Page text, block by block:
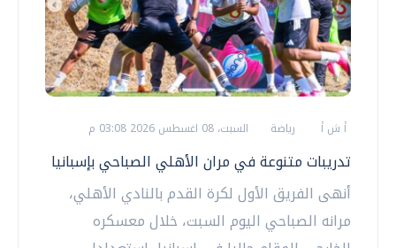
أ ش أ رياضة السبت، 08 اغسطس 2026 03:08 م
تدريبات متنوعة في مران الأهلي الصباحي بإسبانيا
أنهى الفريق الأول لكرة القدم بالنادي الأهلي،
مرانه الصباحي اليوم السبت، خلال معسكره